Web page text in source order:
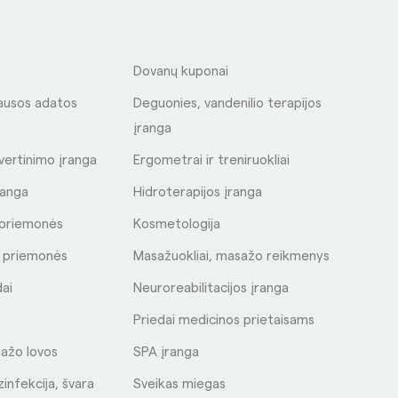
Dovanų kuponai
adatos
Deguonies, vandenilio terapijos
įranga
įranga Ergometrai ir treniruokliai
Hidroterapijos įranga
Kosmetologija
priemonės Masažuokliai, masažo reikmenys
Neuroreabilitacijos įranga
Priedai medicinos prietaisams
lovos SPA įranga
švara Sveikas miegas